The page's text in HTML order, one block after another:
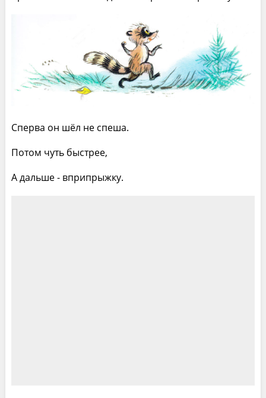
Сперва он шёл не спеша.
Потом чуть быстрее,
А дальше - вприпрыжку.